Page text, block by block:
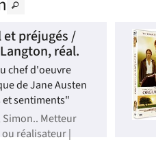
et préjugés /
réal.
chef d'oeuvre
de Jane Austen
et sentiments"
Simon.. Metteur
ou réalisateur |